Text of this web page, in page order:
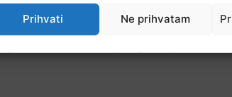
Prihvati Ne prihvatam
ljekari su obavili 53 pregleda,